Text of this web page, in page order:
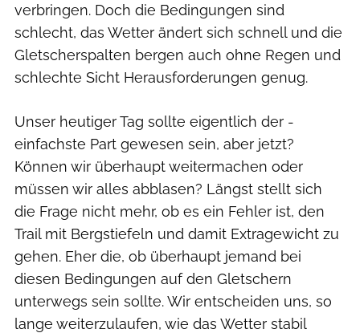
verbringen. Doch die Bedingungen sind
schlecht, das Wetter ändert sich schnell und die
Gletscherspalten bergen auch ohne Regen und
schlechte Sicht Herausforderungen genug.
Unser heutiger Tag sollte eigentlich der ­
einfachste Part gewesen sein, aber jetzt?
Können wir überhaupt weitermachen oder
müssen wir alles abblasen? Längst stellt sich
die Frage nicht mehr, ob es ein Fehler ist, den
Trail mit Bergstiefeln und damit Extragewicht zu
gehen. Eher die, ob überhaupt jemand bei
diesen Bedingungen auf den Gletschern
unterwegs sein sollte. Wir entscheiden uns, so
lange weiter­­zulaufen, wie das Wetter stabil